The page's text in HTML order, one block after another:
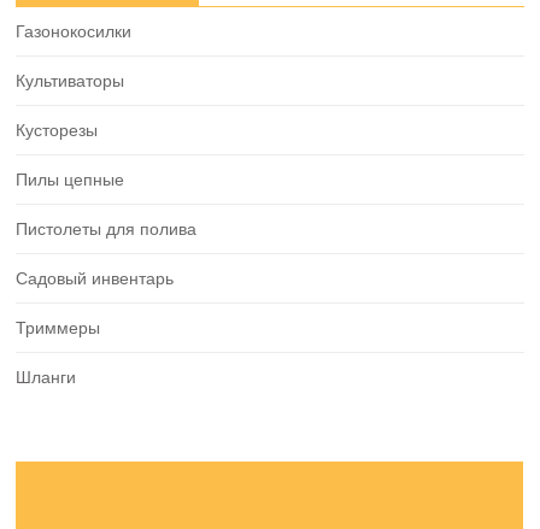
Газонокосилки
Культиваторы
Кусторезы
Пилы цепные
Пистолеты для полива
Садовый инвентарь
Триммеры
Шланги